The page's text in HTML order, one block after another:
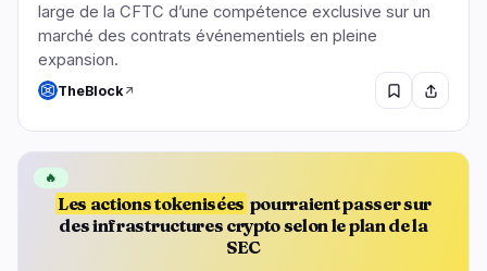
large de la CFTC d’une compétence exclusive sur un
marché des contrats événementiels en pleine
expansion.
TheBlock
Les actions tokenisées pourraient passer sur
des infrastructures crypto selon le plan de la
SEC
🔥